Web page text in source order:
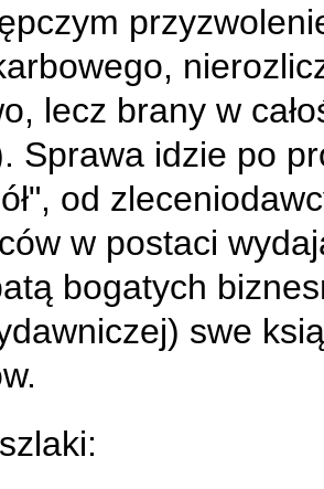
lecz brany w
Sprawa idzie po
od
w postaci
bogatych
swe